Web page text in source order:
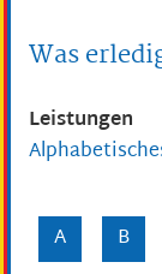
Was
Leistungen
A B